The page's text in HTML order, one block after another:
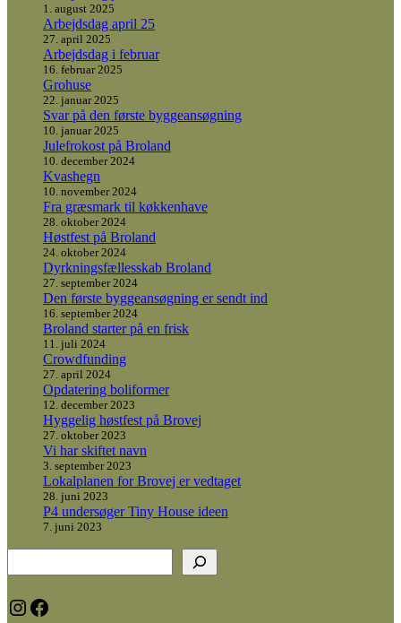
1. august 2025
Arbejdsdag april 25
27. april 2025
Arbejdsdag i februar
16. februar 2025
Grohuse
22. januar 2025
Svar på den første byggeansøgning
10. januar 2025
Julefrokost på Broland
10. december 2024
Kvashegn
10. november 2024
Fra græsmark til køkkenhave
28. oktober 2024
Høstfest på Broland
24. oktober 2024
Dyrkningsfællesskab Broland
27. september 2024
Den første byggeansøgning er sendt ind
16. september 2024
Broland starter på en frisk
11. juli 2024
Crowdfunding
27. april 2024
Opdatering boliformer
12. december 2023
Hyggelig høstfest på Brovej
27. oktober 2023
Vi har skiftet navn
3. september 2023
Lokalplanen for Brovej er vedtaget
28. juni 2023
P4 undersøger Tiny House ideen
7. juni 2023
Instagram
https://www.facebook.com/broland.dk